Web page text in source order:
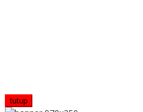
tutup